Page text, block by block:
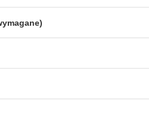
w naszym sklepie, możesz